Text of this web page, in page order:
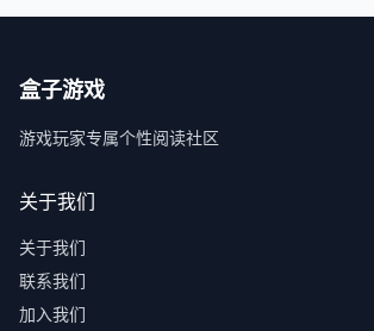
盒子游戏
游戏玩家专属个性阅读社区
关于我们
关于我们
联系我们
加入我们